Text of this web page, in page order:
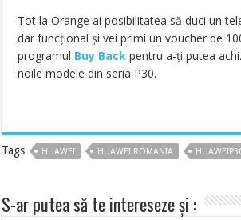
Tot la Orange ai posibilitatea să duci un
dar funcțional și vei primi un voucher de
programul Buy Back pentru a-ți putea
noile modele din seria P30.
Tags HUAWEI HUAWEI ROMANIA
S-ar putea să te intereseze și :